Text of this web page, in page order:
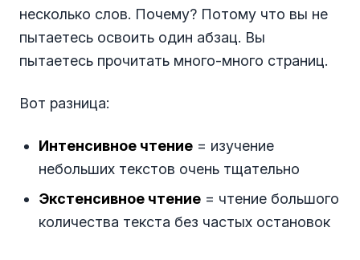
несколько слов. Почему? Потому что вы не
пытаетесь освоить один абзац. Вы
пытаетесь прочитать много-много страниц.
Вот разница:
Интенсивное чтение = изучение
небольших текстов очень тщательно
Экстенсивное чтение = чтение большого
количества текста без частых остановок